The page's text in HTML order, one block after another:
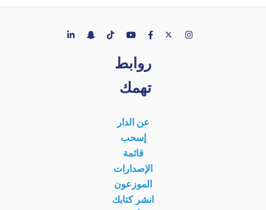
روابط
تهمك
عن الدار
إسحب
قائمة
الإصدارات
الموزعون
انشر كتابك